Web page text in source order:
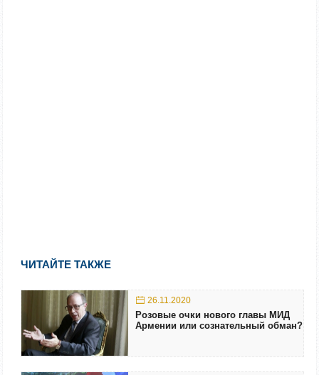
ЧИТАЙТЕ ТАКЖЕ
26.11.2020
Розовые очки нового главы МИД
Армении или сознательный обман?